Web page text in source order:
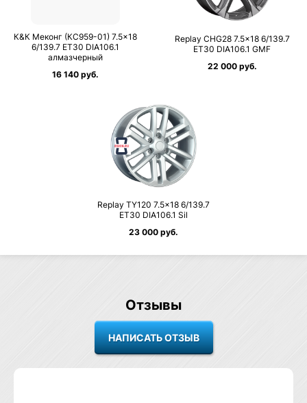
К&К Меконг (КС959-01) 7.5×18
6/139.7 ET30 DIA106.1
алмазчерный
16 140 руб.
Replay CHG28 7.5×18 6/139.7
ET30 DIA106.1 GMF
22 000 руб.
Replay TY120 7.5×18 6/139.7
ET30 DIA106.1 Sil
23 000 руб.
Отзывы